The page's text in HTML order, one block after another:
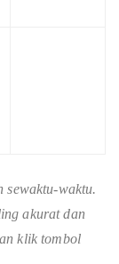
sewaktu-waktu.
akurat dan
klik tombol